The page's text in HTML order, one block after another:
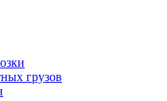
грузов